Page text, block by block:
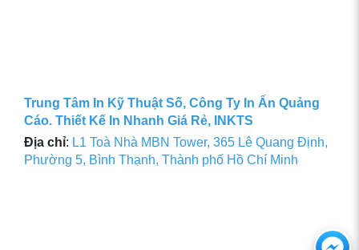
Trung Tâm In Kỹ Thuật Số, Công Ty In Ấn Quảng
Cáo. Thiết Kế In Nhanh Giá Rẻ, INKTS
Địa chỉ: L1 Toà Nhà MBN Tower, 365 Lê Quang Định,
Phường 5, Bình Thạnh, Thành phố Hồ Chí Minh